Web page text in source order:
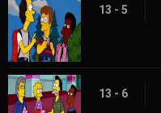
13 - 5
13 - 6